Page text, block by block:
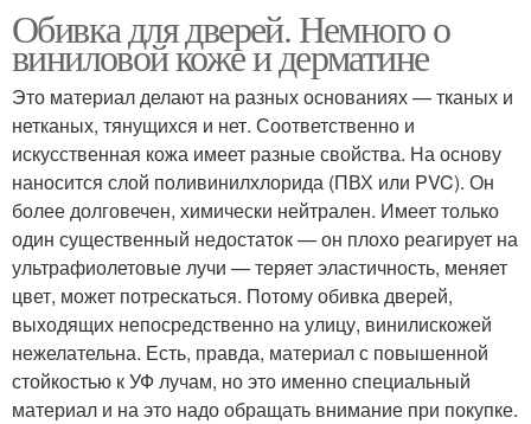
Обивка для дверей. Немного о
виниловой коже и дерматине
Это материал делают на разных основаниях — тканых и
нетканых, тянущихся и нет. Соответственно и
искусственная кожа имеет разные свойства. На основу
наносится слой поливинилхлорида (ПВХ или PVC). Он
более долговечен, химически нейтрален. Имеет только
один существенный недостаток — он плохо реагирует на
ультрафиолетовые лучи — теряет эластичность, меняет
цвет, может потрескаться. Потому обивка дверей,
выходящих непосредственно на улицу, винилискожей
нежелательна. Есть, правда, материал с повышенной
стойкостью к УФ лучам, но это именно специальный
материал и на это надо обращать внимание при покупке.